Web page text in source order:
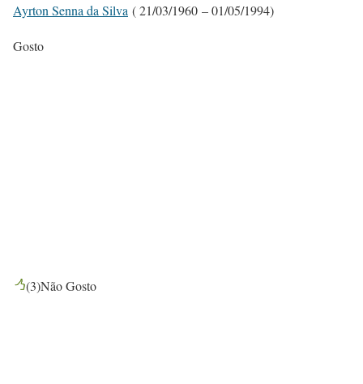
Ayrton Senna da Silva ( 21/03/1960 – 01/05/1994)
Gosto
(3)Não Gosto